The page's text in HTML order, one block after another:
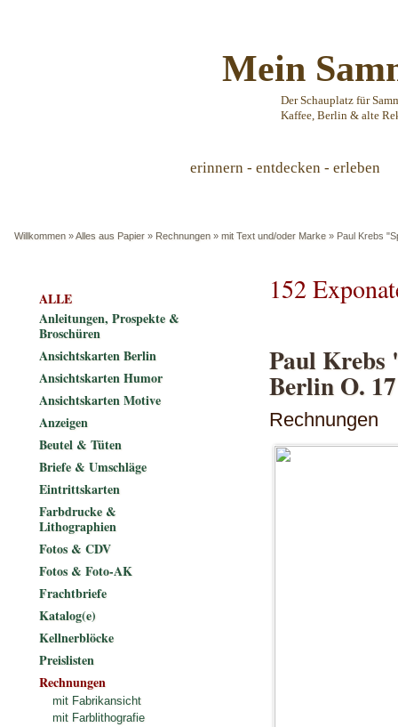
Mein
Der Schauplatz für
Kaffee, Berlin & alte
erinnern - entdecken - erleben
Willkommen »Alles aus Papier » Rechnungen » mit Text und/oder Marke » Paul Krebs
152
Paul Krebs
Berlin O.
Rechnungen
ALLE
Anleitungen, Prospekte &
Broschüren
Ansichtskarten Berlin
Ansichtskarten Humor
Ansichtskarten Motive
Anzeigen
Beutel & Tüten
Briefe & Umschläge
Eintrittskarten
Farbdrucke &
Lithographien
Fotos & CDV
Fotos & Foto-AK
Frachtbriefe
Katalog(e)
Kellnerblöcke
Preislisten
Rechnungen
mit Fabrikansicht
mit Farblithografie